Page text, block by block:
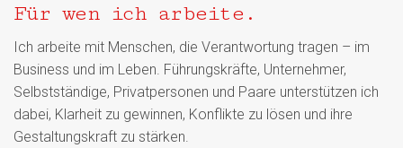
Für wen ich arbeite.
Ich arbeite mit Menschen, die Verantwortung tragen – im
Business und im Leben. Führungskräfte, Unternehmer,
Selbstständige, Privatpersonen und Paare unterstützen ich
dabei, Klarheit zu gewinnen, Konflikte zu lösen und ihre
Gestaltungskraft zu stärken.